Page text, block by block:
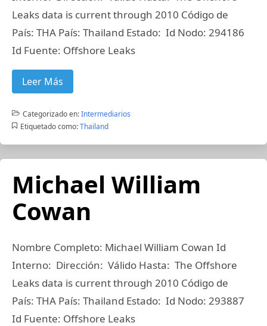
Leaks data is current through 2010 Código de
País: THA País: Thailand Estado: Id Nodo: 294186
Id Fuente: Offshore Leaks
Leer Más
Categorizado en:Intermediarios
Etiquetado como: Thailand
Michael William
Cowan
Nombre Completo: Michael William Cowan Id
Interno: Dirección: Válido Hasta: The Offshore
Leaks data is current through 2010 Código de
País: THA País: Thailand Estado: Id Nodo: 293887
Id Fuente: Offshore Leaks